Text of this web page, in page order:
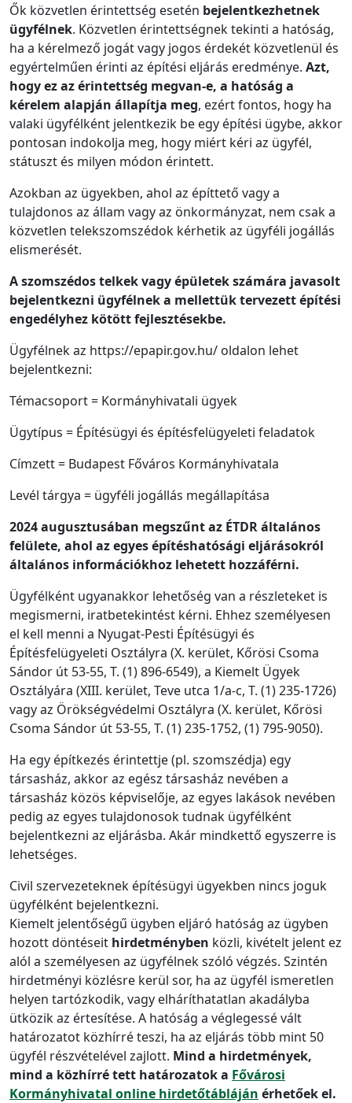
Ők közvetlen érintettség esetén bejelentkezhetnek
ügyfélnek. Közvetlen érintettségnek tekinti a hatóság,
ha a kérelmező jogát vagy jogos érdekét közvetlenül és
egyértelműen érinti az építési eljárás eredménye. Azt,
hogy ez az érintettség megvan-e, a hatóság a
kérelem alapján állapítja meg, ezért fontos, hogy ha
valaki ügyfélként jelentkezik be egy építési ügybe, akkor
pontosan indokolja meg, hogy miért kéri az ügyfél,
státuszt és milyen módon érintett.
Azokban az ügyekben, ahol az építtető vagy a
tulajdonos az állam vagy az önkormányzat, nem csak a
közvetlen telekszomszédok kérhetik az ügyféli jogállás
elismerését.
A szomszédos telkek vagy épületek számára javasolt
bejelentkezni ügyfélnek a mellettük tervezett építési
engedélyhez kötött fejlesztésekbe.
Ügyfélnek az https://epapir.gov.hu/ oldalon lehet
bejelentkezni:
Témacsoport = Kormányhivatali ügyek
Ügytípus = Építésügyi és építésfelügyeleti feladatok
Címzett = Budapest Főváros Kormányhivatala
Levél tárgya = ügyféli jogállás megállapítása
2024 augusztusában megszűnt az ÉTDR általános
felülete, ahol az egyes építéshatósági eljárásokról
általános információkhoz lehetett hozzáférni.
Ügyfélként ugyanakkor lehetőség van a részleteket is
megismerni, iratbetekintést kérni. Ehhez személyesen
el kell menni a Nyugat-Pesti Építésügyi és
Építésfelügyeleti Osztályra (X. kerület, Kőrösi Csoma
Sándor út 53-55, T. (1) 896-6549), a Kiemelt Ügyek
Osztályára (XIII. kerület, Teve utca 1/a-c, T. (1) 235-1726)
vagy az Örökségvédelmi Osztályra (X. kerület, Kőrösi
Csoma Sándor út 53-55, T. (1) 235-1752, (1) 795-9050).
Ha egy építkezés érintettje (pl. szomszédja) egy
társasház, akkor az egész társasház nevében a
társasház közös képviselője, az egyes lakások nevében
pedig az egyes tulajdonosok tudnak ügyfélként
bejelentkezni az eljárásba. Akár mindkettő egyszerre is
lehetséges.
Civil szervezeteknek építésügyi ügyekben nincs joguk
ügyfélként bejelentkezni.
Kiemelt jelentőségű ügyben eljáró hatóság az ügyben
hozott döntéseit hirdetményben közli, kivételt jelent ez
alól a személyesen az ügyfélnek szóló végzés. Szintén
hirdetményi közlésre kerül sor, ha az ügyfél ismeretlen
helyen tartózkodik, vagy elháríthatatlan akadályba
ütközik az értesítése. A hatóság a véglegessé vált
határozatot közhírré teszi, ha az eljárás több mint 50
ügyfél részvételével zajlott. Mind a hirdetmények,
mind a közhírré tett határozatok a Fővárosi
Kormányhivatal online hirdetőtábláján érhetőek el.